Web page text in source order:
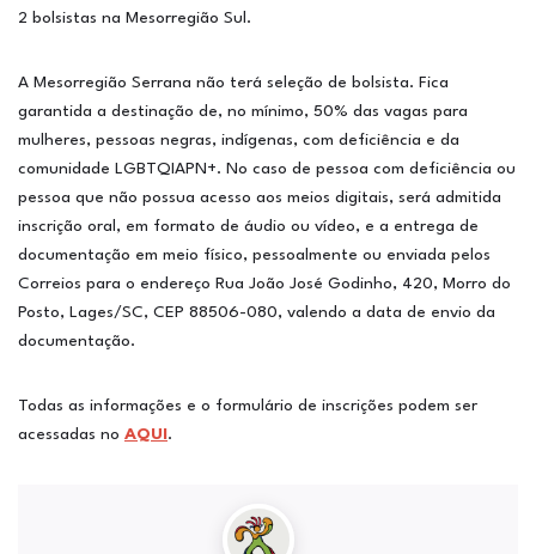
2 bolsistas na Mesorregião Sul.
A Mesorregião Serrana não terá seleção de bolsista. Fica
garantida a destinação de, no mínimo, 50% das vagas para
mulheres, pessoas negras, indígenas, com deficiência e da
comunidade LGBTQIAPN+. No caso de pessoa com deficiência ou
pessoa que não possua acesso aos meios digitais, será admitida
inscrição oral, em formato de áudio ou vídeo, e a entrega de
documentação em meio físico, pessoalmente ou enviada pelos
Correios para o endereço Rua João José Godinho, 420, Morro do
Posto, Lages/SC, CEP 88506-080, valendo a data de envio da
documentação.
Todas as informações e o formulário de inscrições podem ser
acessadas no AQUI .